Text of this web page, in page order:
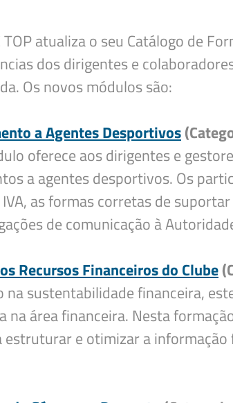
TOP atualiza o seu Catálogo de
dos dirigentes e
Os novos módulos são:
a Agentes Desportivos
oferece aos dirigentes e
a agentes desportivos. Os
IVA, as formas corretas de
de comunicação à
Recursos Financeiros do Clube
na sustentabilidade financeira,
na área financeira. Nesta
estruturar e otimizar a